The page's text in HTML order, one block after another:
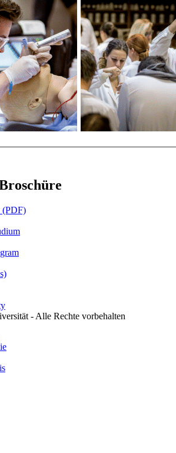
(PDF)
- Alle Rechte vorbehalten